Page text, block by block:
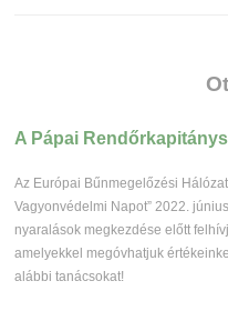
A Pápai
Az Európai Bűnmegelőzési
Vagyonvédelmi Napot” 2022.
nyaralások megkezdése előtt
amelyekkel megóvhatjuk
alábbi tanácsokat!